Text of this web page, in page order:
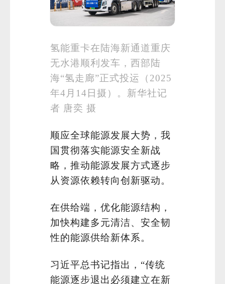
氢能重卡在陆海新通道重庆
无水港顺利发车，西部陆
海“氢走廊”正式投运（2025
年4月14日摄）。新华社记
者 唐奕 摄
顺应全球能源发展大势，我
国贯彻落实能源安全新战
略，推动能源发展方式逐步
从资源依赖转向创新驱动。
在供给端，优化能源结构，
加快构建多元清洁、安全韧
性的能源供给新体系。
习近平总书记指出，“传统
能源逐步退出必须建立在新